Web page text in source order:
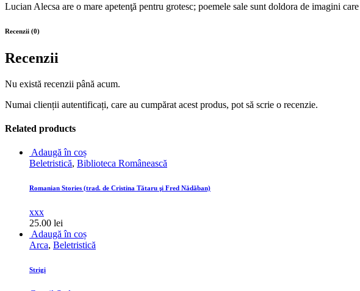
Lucian Alecsa are o mare apetenţă pentru grotesc; poemele sale sunt doldora de imagini
Recenzii (0)
Recenzii
Nu există recenzii până acum.
Numai clienții autentificați, care au cumpărat acest produs, pot să scrie o recenzie.
Related products
Adaugă în coș
Beletristică, Biblioteca Românească
Romanian Stories (trad. de Cristina Tătaru şi Fred Nădăban)
xxx
25.00 lei
Adaugă în coș
Arca, Beletristică
Strigi